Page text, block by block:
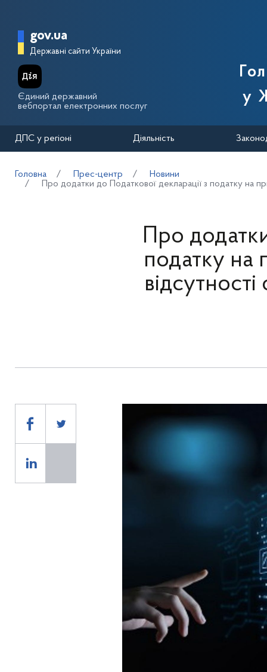
Головна сторінка Державної
gov.ua
Державні сайти України
Єдиний державний
вебпортал електронних послуг
у
ДПС у регіоні Діяльність
Головна Прес-центр
Новини
Про додатки до Податкової декларації з податку на
Про
податку на